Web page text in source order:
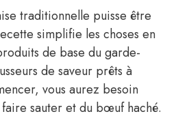
traditionnelle puisse être
simplifie les choses en
de base du garde-
de saveur prêts à
vous aurez besoin
sauter et du bœuf haché.